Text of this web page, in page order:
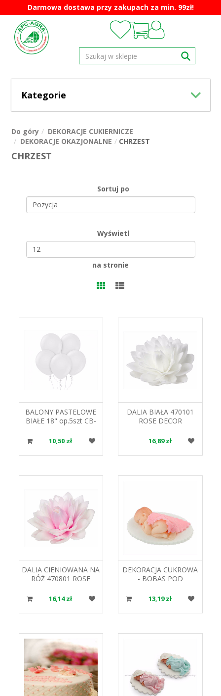
Darmowa dostawa przy zakupach za min. 99zł!
Kategorie
Do góry
DEKORACJE CUKIERNICZE
DEKORACJE OKAZJONALNE
CHRZEST
CHRZEST
Sortuj po
Wyświetl
na stronie
BALONY PASTELOWE
BIAŁE 18" op.5szt CB-
10,50 zł
DALIA BIAŁA 470101
ROSE DECOR
16,89 zł
DALIA CIENIOWANA NA
RÓŻ 470801 ROSE
16,14 zł
DEKORACJA CUKROWA
- BOBAS POD
HOKUS
13,19 zł